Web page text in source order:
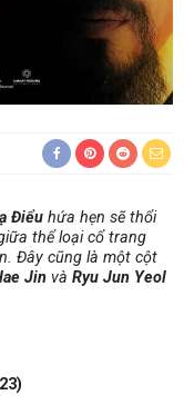
Điểu hứa hẹn sẽ thổi
thể loại cổ trang
Đây cũng là một cột
Jin và Ryu Jun Yeol